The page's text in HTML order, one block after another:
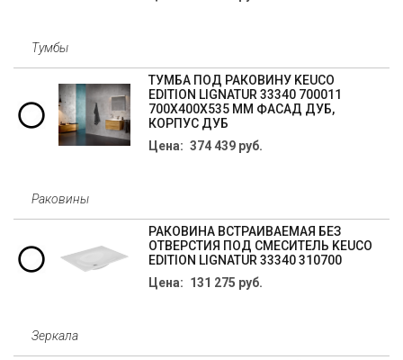
Тумбы
ТУМБА ПОД РАКОВИНУ KEUCO
EDITION LIGNATUR 33340 700011
700X400X535 ММ ФАСАД ДУБ,
КОРПУС ДУБ
Цена: 374 439 руб.
Раковины
РАКОВИНА ВСТРАИВАЕМАЯ БЕЗ
ОТВЕРСТИЯ ПОД СМЕСИТЕЛЬ KEUCO
EDITION LIGNATUR 33340 310700
Цена: 131 275 руб.
Зеркала